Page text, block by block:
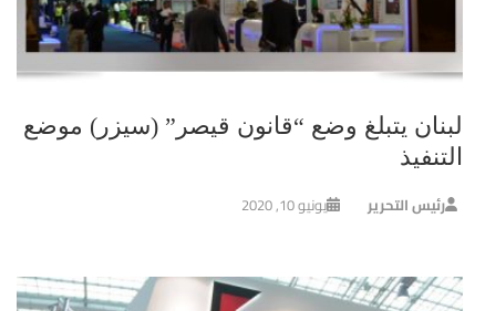
لبنان يتبلغ وضع “قانون قيصر” (سيزر) موضع
التنفيذ
رئيس التحرير يونيو 10, 2020